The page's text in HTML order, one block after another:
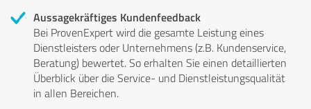
Aussagekräftiges Kundenfeedback
Bei ProvenExpert wird die gesamte Leistung eines
Dienstleisters oder Unternehmens (z.B. Kundenservice,
Beratung) bewertet. So erhalten Sie einen detaillierten
Überblick über die Service- und Dienstleistungsqualität
in allen Bereichen.